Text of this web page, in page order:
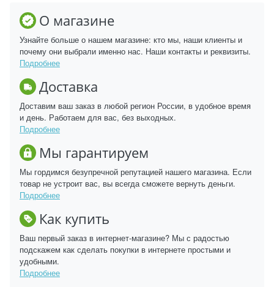
О магазине
Узнайте больше о нашем магазине: кто мы, наши клиенты и
почему они выбрали именно нас. Наши контакты и реквизиты.
Подробнее
Доставка
Доставим ваш заказ в любой регион России, в удобное время
и день. Работаем для вас, без выходных.
Подробнее
Мы гарантируем
Мы гордимся безупречной репутацией нашего магазина. Если
товар не устроит вас, вы всегда сможете вернуть деньги.
Подробнее
Как купить
Ваш первый заказ в интернет-магазине? Мы с радостью
подскажем как сделать покупки в интернете простыми и
удобными.
Подробнее